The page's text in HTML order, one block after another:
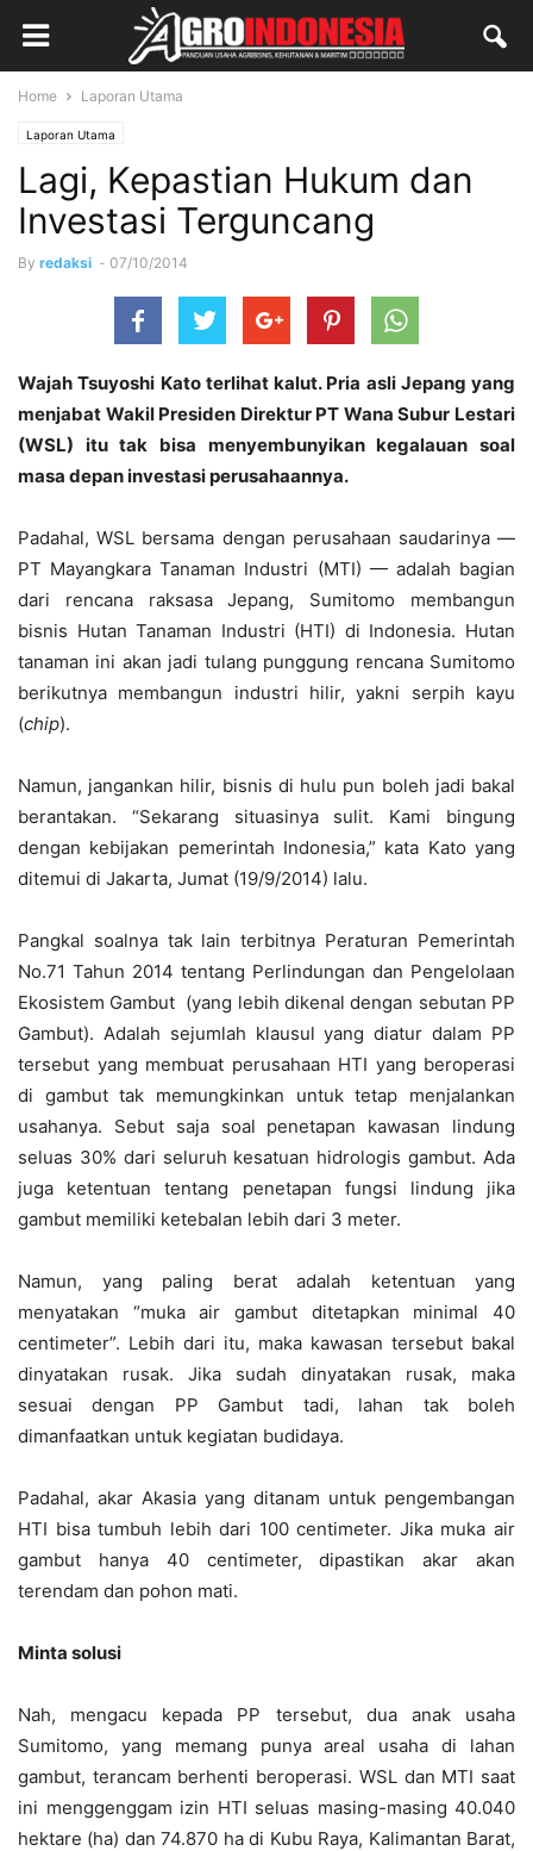
Home Laporan Utama
Laporan Utama
Lagi, Kepastian Hukum dan
Investasi Terguncang
By redaksi - 07/10/2014
Wajah Tsuyoshi Kato terlihat kalut. Pria asli Jepang yang
menjabat Wakil Presiden Direktur PT Wana Subur Lestari
(WSL) itu tak bisa menyembunyikan kegalauan soal
masa depan investasi perusahaannya.
Padahal, WSL bersama dengan perusahaan saudarinya —
PT Mayangkara Tanaman Industri (MTI) — adalah bagian
dari rencana raksasa Jepang, Sumitomo membangun
bisnis Hutan Tanaman Industri (HTI) di Indonesia. Hutan
tanaman ini akan jadi tulang punggung rencana Sumitomo
berikutnya membangun industri hilir, yakni serpih kayu
(chip).
Namun, jangankan hilir, bisnis di hulu pun boleh jadi bakal
berantakan. “Sekarang situasinya sulit. Kami bingung
dengan kebijakan pemerintah Indonesia,” kata Kato yang
ditemui di Jakarta, Jumat (19/9/2014) lalu.
Pangkal soalnya tak lain terbitnya Peraturan Pemerintah
No.71 Tahun 2014 tentang Perlindungan dan Pengelolaan
Ekosistem Gambut (yang lebih dikenal dengan sebutan PP
Gambut). Adalah sejumlah klausul yang diatur dalam PP
tersebut yang membuat perusahaan HTI yang beroperasi
di gambut tak memungkinkan untuk tetap menjalankan
usahanya. Sebut saja soal penetapan kawasan lindung
seluas 30% dari seluruh kesatuan hidrologis gambut. Ada
juga ketentuan tentang penetapan fungsi lindung jika
gambut memiliki ketebalan lebih dari 3 meter.
Namun, yang paling berat adalah ketentuan yang
menyatakan “muka air gambut ditetapkan minimal 40
centimeter”. Lebih dari itu, maka kawasan tersebut bakal
dinyatakan rusak. Jika sudah dinyatakan rusak, maka
sesuai dengan PP Gambut tadi, lahan tak boleh
dimanfaatkan untuk kegiatan budidaya.
Padahal, akar Akasia yang ditanam untuk pengembangan
HTI bisa tumbuh lebih dari 100 centimeter. Jika muka air
gambut hanya 40 centimeter, dipastikan akar akan
terendam dan pohon mati.
Minta solusi
Nah, mengacu kepada PP tersebut, dua anak usaha
Sumitomo, yang memang punya areal usaha di lahan
gambut, terancam berhenti beroperasi. WSL dan MTI saat
ini menggenggam izin HTI seluas masing-masing 40.040
hektare (ha) dan 74.870 ha di Kubu Raya, Kalimantan Barat,